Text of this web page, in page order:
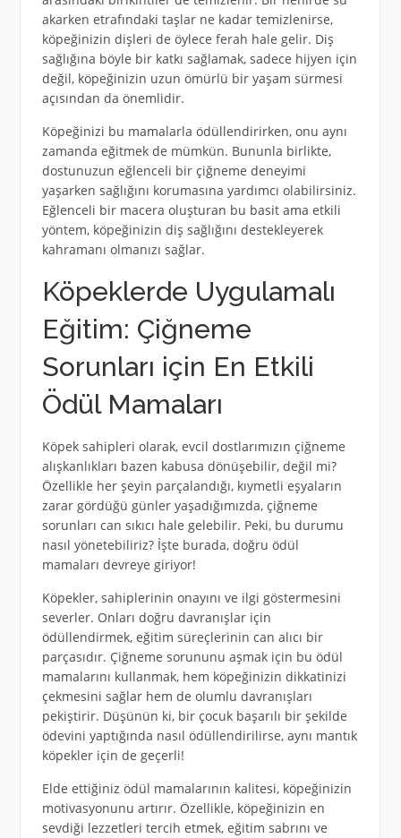
akarken etrafındaki taşlar ne kadar temizlenirse,
köpeğinizin dişleri de öylece ferah hale gelir. Diş
sağlığına böyle bir katkı sağlamak, sadece hijyen için
değil, köpeğinizin uzun ömürlü bir yaşam sürmesi
açısından da önemlidir.
Köpeğinizi bu mamalarla ödüllendirirken, onu aynı
zamanda eğitmek de mümkün. Bununla birlikte,
dostunuzun eğlenceli bir çiğneme deneyimi
yaşarken sağlığını korumasına yardımcı olabilirsiniz.
Eğlenceli bir macera oluşturan bu basit ama etkili
yöntem, köpeğinizin diş sağlığını destekleyerek
kahramanı olmanızı sağlar.
Köpeklerde Uygulamalı
Eğitim: Çiğneme
Sorunları için En Etkili
Ödül Mamaları
Köpek sahipleri olarak, evcil dostlarımızın çiğneme
alışkanlıkları bazen kabusa dönüşebilir, değil mi?
Özellikle her şeyin parçalandığı, kıymetli eşyaların
zarar gördüğü günler yaşadığımızda, çiğneme
sorunları can sıkıcı hale gelebilir. Peki, bu durumu
nasıl yönetebiliriz? İşte burada, doğru ödül
mamaları devreye giriyor!
Köpekler, sahiplerinin onayını ve ilgi göstermesini
severler. Onları doğru davranışlar için
ödüllendirmek, eğitim süreçlerinin can alıcı bir
parçasıdır. Çiğneme sorununu aşmak için bu ödül
mamalarını kullanmak, hem köpeğinizin dikkatinizi
çekmesini sağlar hem de olumlu davranışları
pekiştirir. Düşünün ki, bir çocuk başarılı bir şekilde
ödevini yaptığında nasıl ödüllendirilirse, aynı mantık
köpekler için de geçerli!
Elde ettiğiniz ödül mamalarının kalitesi, köpeğinizin
motivasyonunu artırır. Özellikle, köpeğinizin en
sevdiği lezzetleri tercih etmek, eğitim sabrını ve